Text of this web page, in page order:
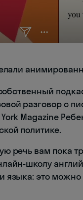
разговор с
Magazine
политике.
речь вам пока
школу
это можно